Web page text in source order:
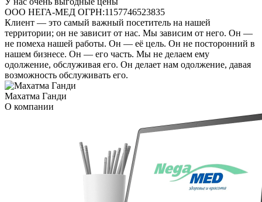
ООО НЕГА-МЕД ОГРН:1157746523835
Клиент — это самый важный посетитель на нашей
территории; он не зависит от нас. Мы зависим от него. Он —
не помеха нашей работы. Он — её цель. Он не посторонний в
нашем бизнесе. Он — его часть. Мы не делаем ему
одолжение, обслуживая его. Он делает нам одолжение, давая
возможность обслуживать его.
Махатма Ганди
О компании